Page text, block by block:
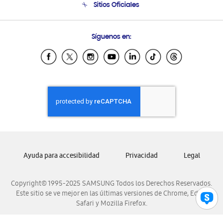
Condiciones de Compra
Soporte vía eMail
Sitios Oficiales
Samsung Ecuador
Samsung El Salvador
Samsung Honduras
Samsung Nicaragua
Samsung Panamá
Samsung Venezuela
Síguenos en:
Copyright© 1995-2025 SAMSUNG Todos los Derechos Reservados.
Este sitio se ve mejor en las últimas versiones de Chrome, Edge,
Safari y Mozilla Firefox.
Ayuda para accesibilidad Privacidad Legal